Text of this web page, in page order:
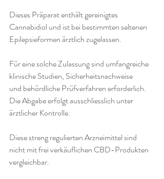
Dieses Präparat enthält gereinigtes
Cannabidiol und ist bei bestimmten seltenen
Epilepsieformen ärztlich zugelassen.
Für eine solche Zulassung sind umfangreiche
klinische Studien, Sicherheitsnachweise
und behördliche Prüfverfahren erforderlich.
Die Abgabe erfolgt ausschliesslich unter
ärztlicher Kontrolle.
Diese streng regulierten Arzneimittel sind
nicht mit frei verkäuflichen CBD-Produkten
vergleichbar.